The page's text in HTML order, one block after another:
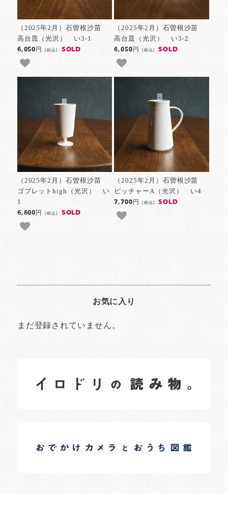
（2025年2月）石曽根沙苗
高台皿（光沢） い3-1
6,050円[税込] SOLD
（2025年2月）石曽根沙苗
高台皿（光沢） い3-2
6,050円 [税込] SOLD
（2025年2月）石曽根沙苗
ゴブレットhigh（光沢） い
1
6,600円[税込] SOLD
（2025年2月）石曽根沙苗
ピッチャーA（光沢） い4
7,700円 [税込] SOLD
お気に入り
まだ登録されていません。
日常の様子など随時更新中です。
日常の様子など随時更新中です。